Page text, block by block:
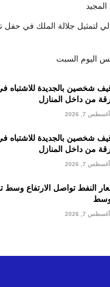
لتمثيل جلالة الملك في حفل
اليوم السبت
شخصين بالجديدة للاشتباه
من داخل المنازل
أغسطس 7, 2026
شخصين بالجديدة للاشتباه
من داخل المنازل
أغسطس 7, 2026
النفط تواصل الارتفاع وسط
أغسطس 7, 2026